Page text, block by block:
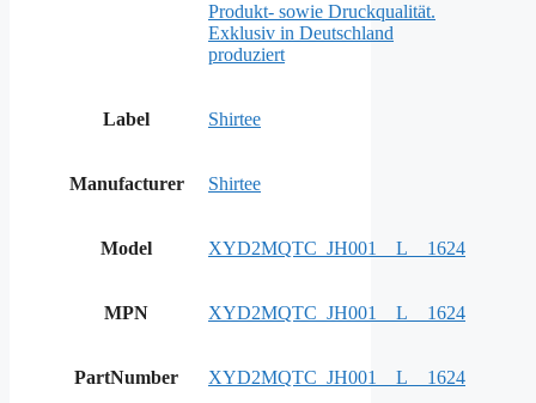
Produkt- sowie Druckqualität.
Exklusiv in Deutschland
produziert
Label Shirtee
Manufacturer Shirtee
Model XYD2MQTC_JH001__L__1624
MPN XYD2MQTC_JH001__L__1624
PartNumber XYD2MQTC_JH001__L__1624